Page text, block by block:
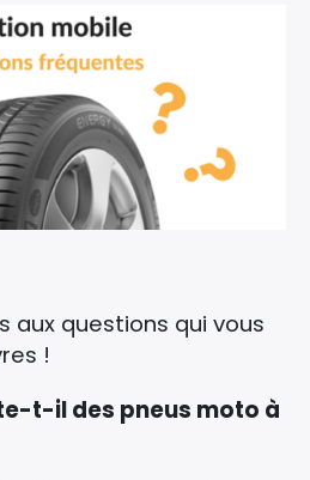
aux questions qui vous
!
t-il des pneus moto à